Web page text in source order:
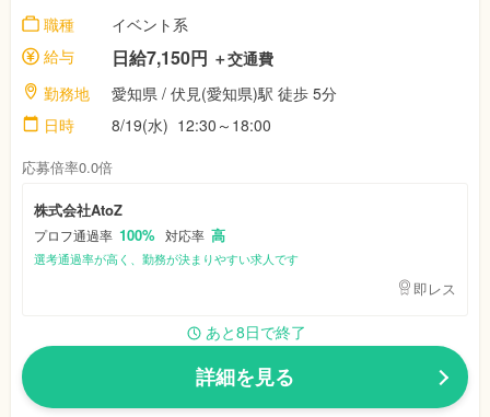
職種
イベント系
給与
日給7,150円 ＋交通費
勤務地
愛知県 / 伏見(愛知県)駅 徒歩 5分
日時
8/19(水) 12:30～18:00
応募倍率0.0倍
株式会社AtoZ
プロフ通過率 100% 対応率 高
選考通過率が高く、勤務が決まりやすい求人です
即レス
あと8日で終了
詳細を見る